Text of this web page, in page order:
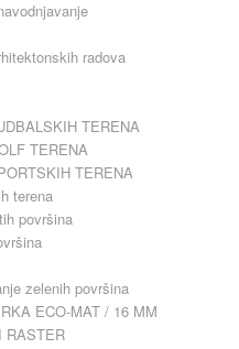
radova
TERENA
TERENA
TERENA
terena
površina
zelenih površina
ECO-MAT / 16 MM
RASTER